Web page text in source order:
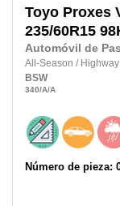
Toyo Proxes
235/60R15
Automóvil de
All-Season /
BSW
340/A/A
Número de pieza: